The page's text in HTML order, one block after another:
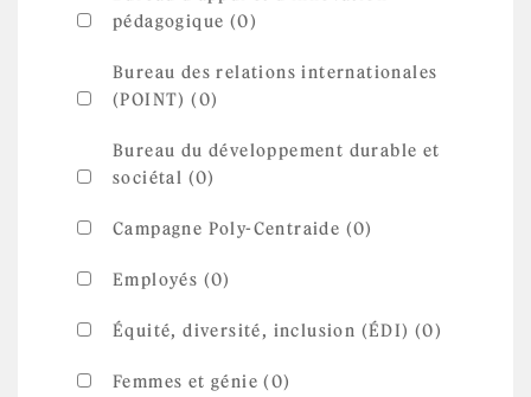
pédagogique (0)
Bureau des relations internationales
(POINT) (0)
Bureau du développement durable et
sociétal (0)
Campagne Poly-Centraide (0)
Employés (0)
Équité, diversité, inclusion (ÉDI) (0)
Femmes et génie (0)